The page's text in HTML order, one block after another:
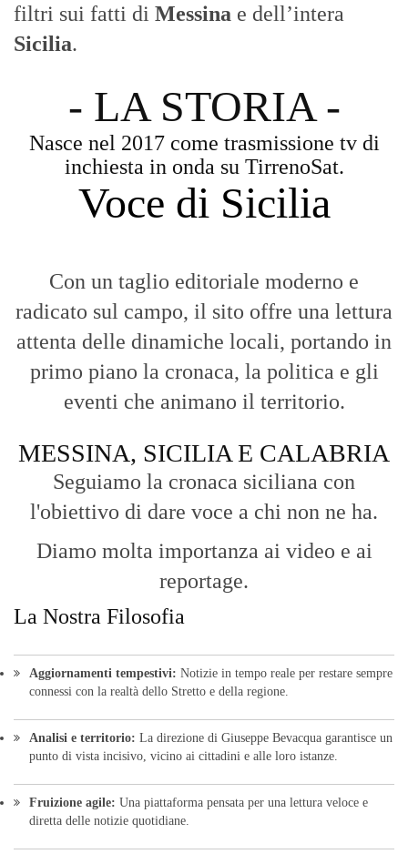
filtri sui fatti di Messina e dell’intera
Sicilia.
- LA STORIA -
Nasce nel 2017 come trasmissione tv di
inchiesta in onda su TirrenoSat.
Voce di Sicilia
Con un taglio editoriale moderno e
radicato sul campo, il sito offre una lettura
attenta delle dinamiche locali, portando in
primo piano la cronaca, la politica e gli
eventi che animano il territorio.
MESSINA, SICILIA E CALABRIA
Seguiamo la cronaca siciliana con
l'obiettivo di dare voce a chi non ne ha.
Diamo molta importanza ai video e ai
reportage.
La Nostra Filosofia
Aggiornamenti tempestivi: Notizie in tempo reale per restare sempre
connessi con la realtà dello Stretto e della regione.
Analisi e territorio: La direzione di Giuseppe Bevacqua garantisce un
punto di vista incisivo, vicino ai cittadini e alle loro istanze.
Fruizione agile: Una piattaforma pensata per una lettura veloce e
diretta delle notizie quotidiane.